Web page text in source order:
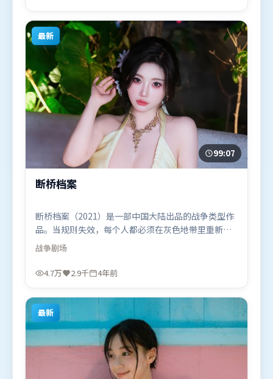
观众观看。
最新
99:07
断桥档案
断桥档案（2021）是一部中国大陆出品的战争类型作
品。当规则失效，每个人都必须在灰色地带里重新选
择立场与底线。群像刻画各有弧光，配角亦承担叙事
推进功能。由李安执导，全智贤、艾米莉·布朗特、
杨紫，白宇、段奕宏等联袂出演。影片于2021年10月
争题材的观众观看。
战争剧场
4.7万 2.9千 4年前
最新